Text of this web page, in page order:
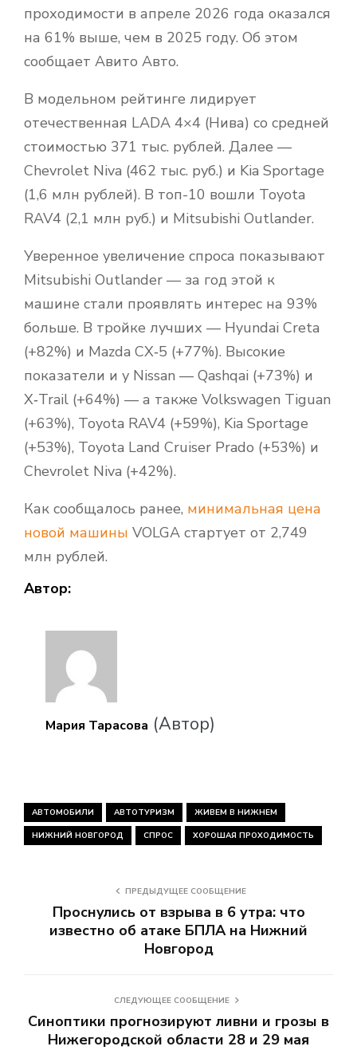
проходимости в апреле 2026 года оказался
на 61% выше, чем в 2025 году. Об этом
сообщает Авито Авто.
В модельном рейтинге лидирует
отечественная LADA 4×4 (Нива) со средней
стоимостью 371 тыс. рублей. Далее —
Chevrolet Niva (462 тыс. руб.) и Kia Sportage
(1,6 млн рублей). В топ-10 вошли Toyota
RAV4 (2,1 млн руб.) и Mitsubishi Outlander.
Уверенное увеличение спроса показывают
Mitsubishi Outlander — за год этой к
машине стали проявлять интерес на 93%
больше. В тройке лучших — Hyundai Creta
(+82%) и Mazda CX‑5 (+77%). Высокие
показатели и у Nissan — Qashqai (+73%) и
X‑Trail (+64%) — а также Volkswagen Tiguan
(+63%), Toyota RAV4 (+59%), Kia Sportage
(+53%), Toyota Land Cruiser Prado (+53%) и
Chevrolet Niva (+42%).
Как сообщалось ранее, минимальная цена
новой машины VOLGA стартует от 2,749
млн рублей.
Автор:
Мария Тарасова (Автор)
АВТОМОБИЛИ АВТОТУРИЗМ ЖИВЕМ В НИЖНЕМ
НИЖНИЙ НОВГОРОД СПРОС ХОРОШАЯ ПРОХОДИМОСТЬ
ПРЕДЫДУЩЕЕ СООБЩЕНИЕ
Проснулись от взрыва в 6 утра: что
известно об атаке БПЛА на Нижний
Новгород
СЛЕДУЮЩЕЕ СООБЩЕНИЕ
Синоптики прогнозируют ливни и грозы в
Нижегородской области 28 и 29 мая